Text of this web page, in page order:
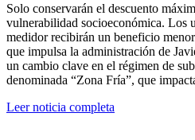
Solo conservarán el descuento
vulnerabilidad socioeconómica. Los
medidor recibirán un beneficio
que impulsa la administración de
un cambio clave en el régimen de
denominada “Zona Fría”, que
Leer noticia completa